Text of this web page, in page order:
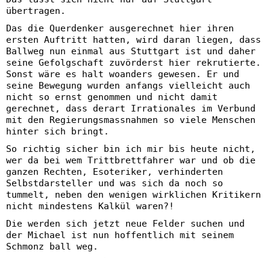
übertragen.
Das die Querdenker ausgerechnet hier ihren
ersten Auftritt hatten, wird daran liegen, dass
Ballweg nun einmal aus Stuttgart ist und daher
seine Gefolgschaft zuvörderst hier rekrutierte.
Sonst wäre es halt woanders gewesen. Er und
seine Bewegung wurden anfangs vielleicht auch
nicht so ernst genommen und nicht damit
gerechnet, dass derart Irrationales im Verbund
mit den Regierungsmassnahmen so viele Menschen
hinter sich bringt.
So richtig sicher bin ich mir bis heute nicht,
wer da bei wem Trittbrettfahrer war und ob die
ganzen Rechten, Esoteriker, verhinderten
Selbstdarsteller und was sich da noch so
tummelt, neben den wenigen wirklichen Kritikern
nicht mindestens Kalkül waren?!
Die werden sich jetzt neue Felder suchen und
der Michael ist nun hoffentlich mit seinem
Schmonz ball weg.